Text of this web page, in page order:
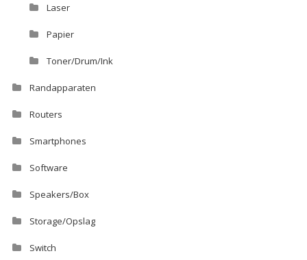
Laser
Papier
Toner/Drum/Ink
Randapparaten
Routers
Smartphones
Software
Speakers/Box
Storage/Opslag
Switch